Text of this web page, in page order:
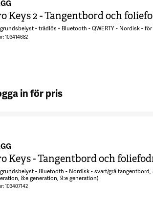
Keys 2 - Tangentbord och
- trådlös - Bluetooth - QWERTY - Nordisk -
103414682
in för pris
Keys - Tangentbord och
- Bluetooth - Nordisk - svart/grå
8:e generation, 9:e generation)
103407142